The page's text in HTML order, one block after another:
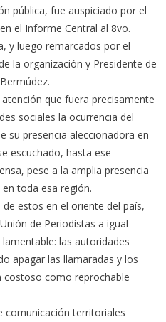
pública, fue auspiciado por el
el Informe Central al 8vo.
y luego remarcados por el
la organización y Presidente de
que fuera precisamente
sociales la ocurrencia del
su presencia aleccionadora en
escuchado, hasta ese
pese a la amplia presencia
toda esa región.
estos en el oriente del país,
de Periodistas a igual
las autoridades
apagar las llamaradas y los
costoso como reprochable
comunicación territoriales